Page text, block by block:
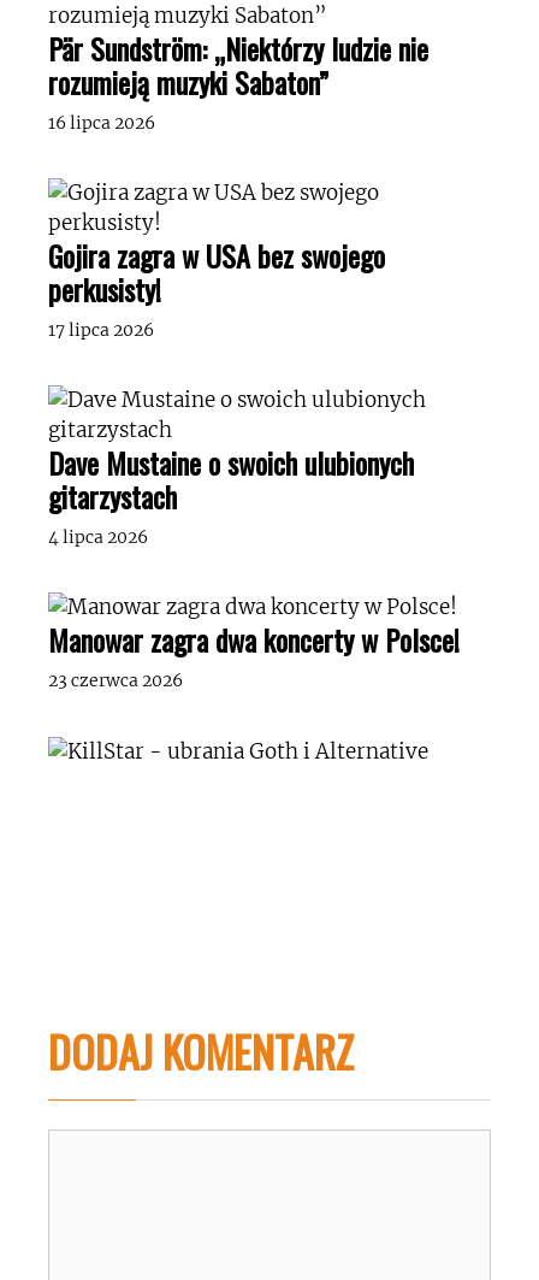
Pär Sundström: „Niektórzy ludzie nie
rozumieją muzyki Sabaton”
16 lipca 2026
Gojira zagra w USA bez swojego
perkusisty!
17 lipca 2026
Dave Mustaine o swoich ulubionych
gitarzystach
4 lipca 2026
Manowar zagra dwa koncerty w Polsce!
23 czerwca 2026
DODAJ KOMENTARZ